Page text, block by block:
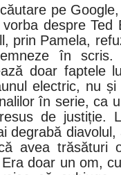
pe
despre Ted
prin Pamela,
în
doar faptele
electric, nu
în serie, ca
de justiție.
degrabă
avea trăsături
doar un om,